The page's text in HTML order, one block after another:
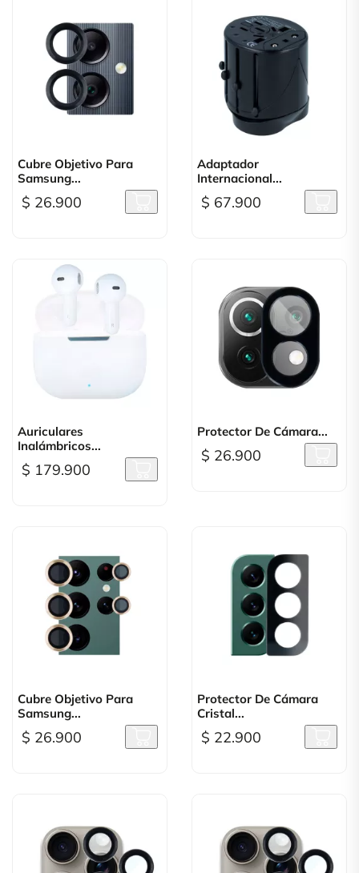
Cubre Objetivo Para
Samsung...
$ 26.900
Adaptador
Internacional...
$ 67.900
Auriculares
Inalámbricos...
$ 179.900
Protector De Cámara...
$ 26.900
Cubre Objetivo Para
Samsung...
$ 26.900
Protector De Cámara
Cristal...
$ 22.900